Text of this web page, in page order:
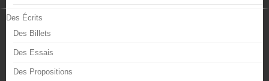
Des Écrits
Des Billets
Des Essais
Des Propositions